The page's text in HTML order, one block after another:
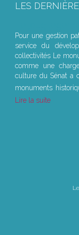
LES
Pour une gestion
service du
collectivités Le
comme une
culture du Sénat a
monuments
Lire la suite